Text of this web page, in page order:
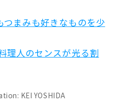
つまみも好きなものを少
理人のセンスが光る割
KEI YOSHIDA